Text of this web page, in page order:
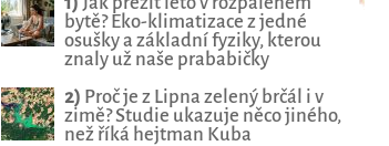
bytě? Eko-klimatizace z jedné
osušky a základní fyziky, kterou
znaly už naše prababičky
2) Proč je z Lipna zelený brčál i v
zimě? Studie ukazuje něco jiného,
než říká hejtman Kuba